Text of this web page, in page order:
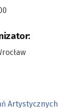
Artystycznych